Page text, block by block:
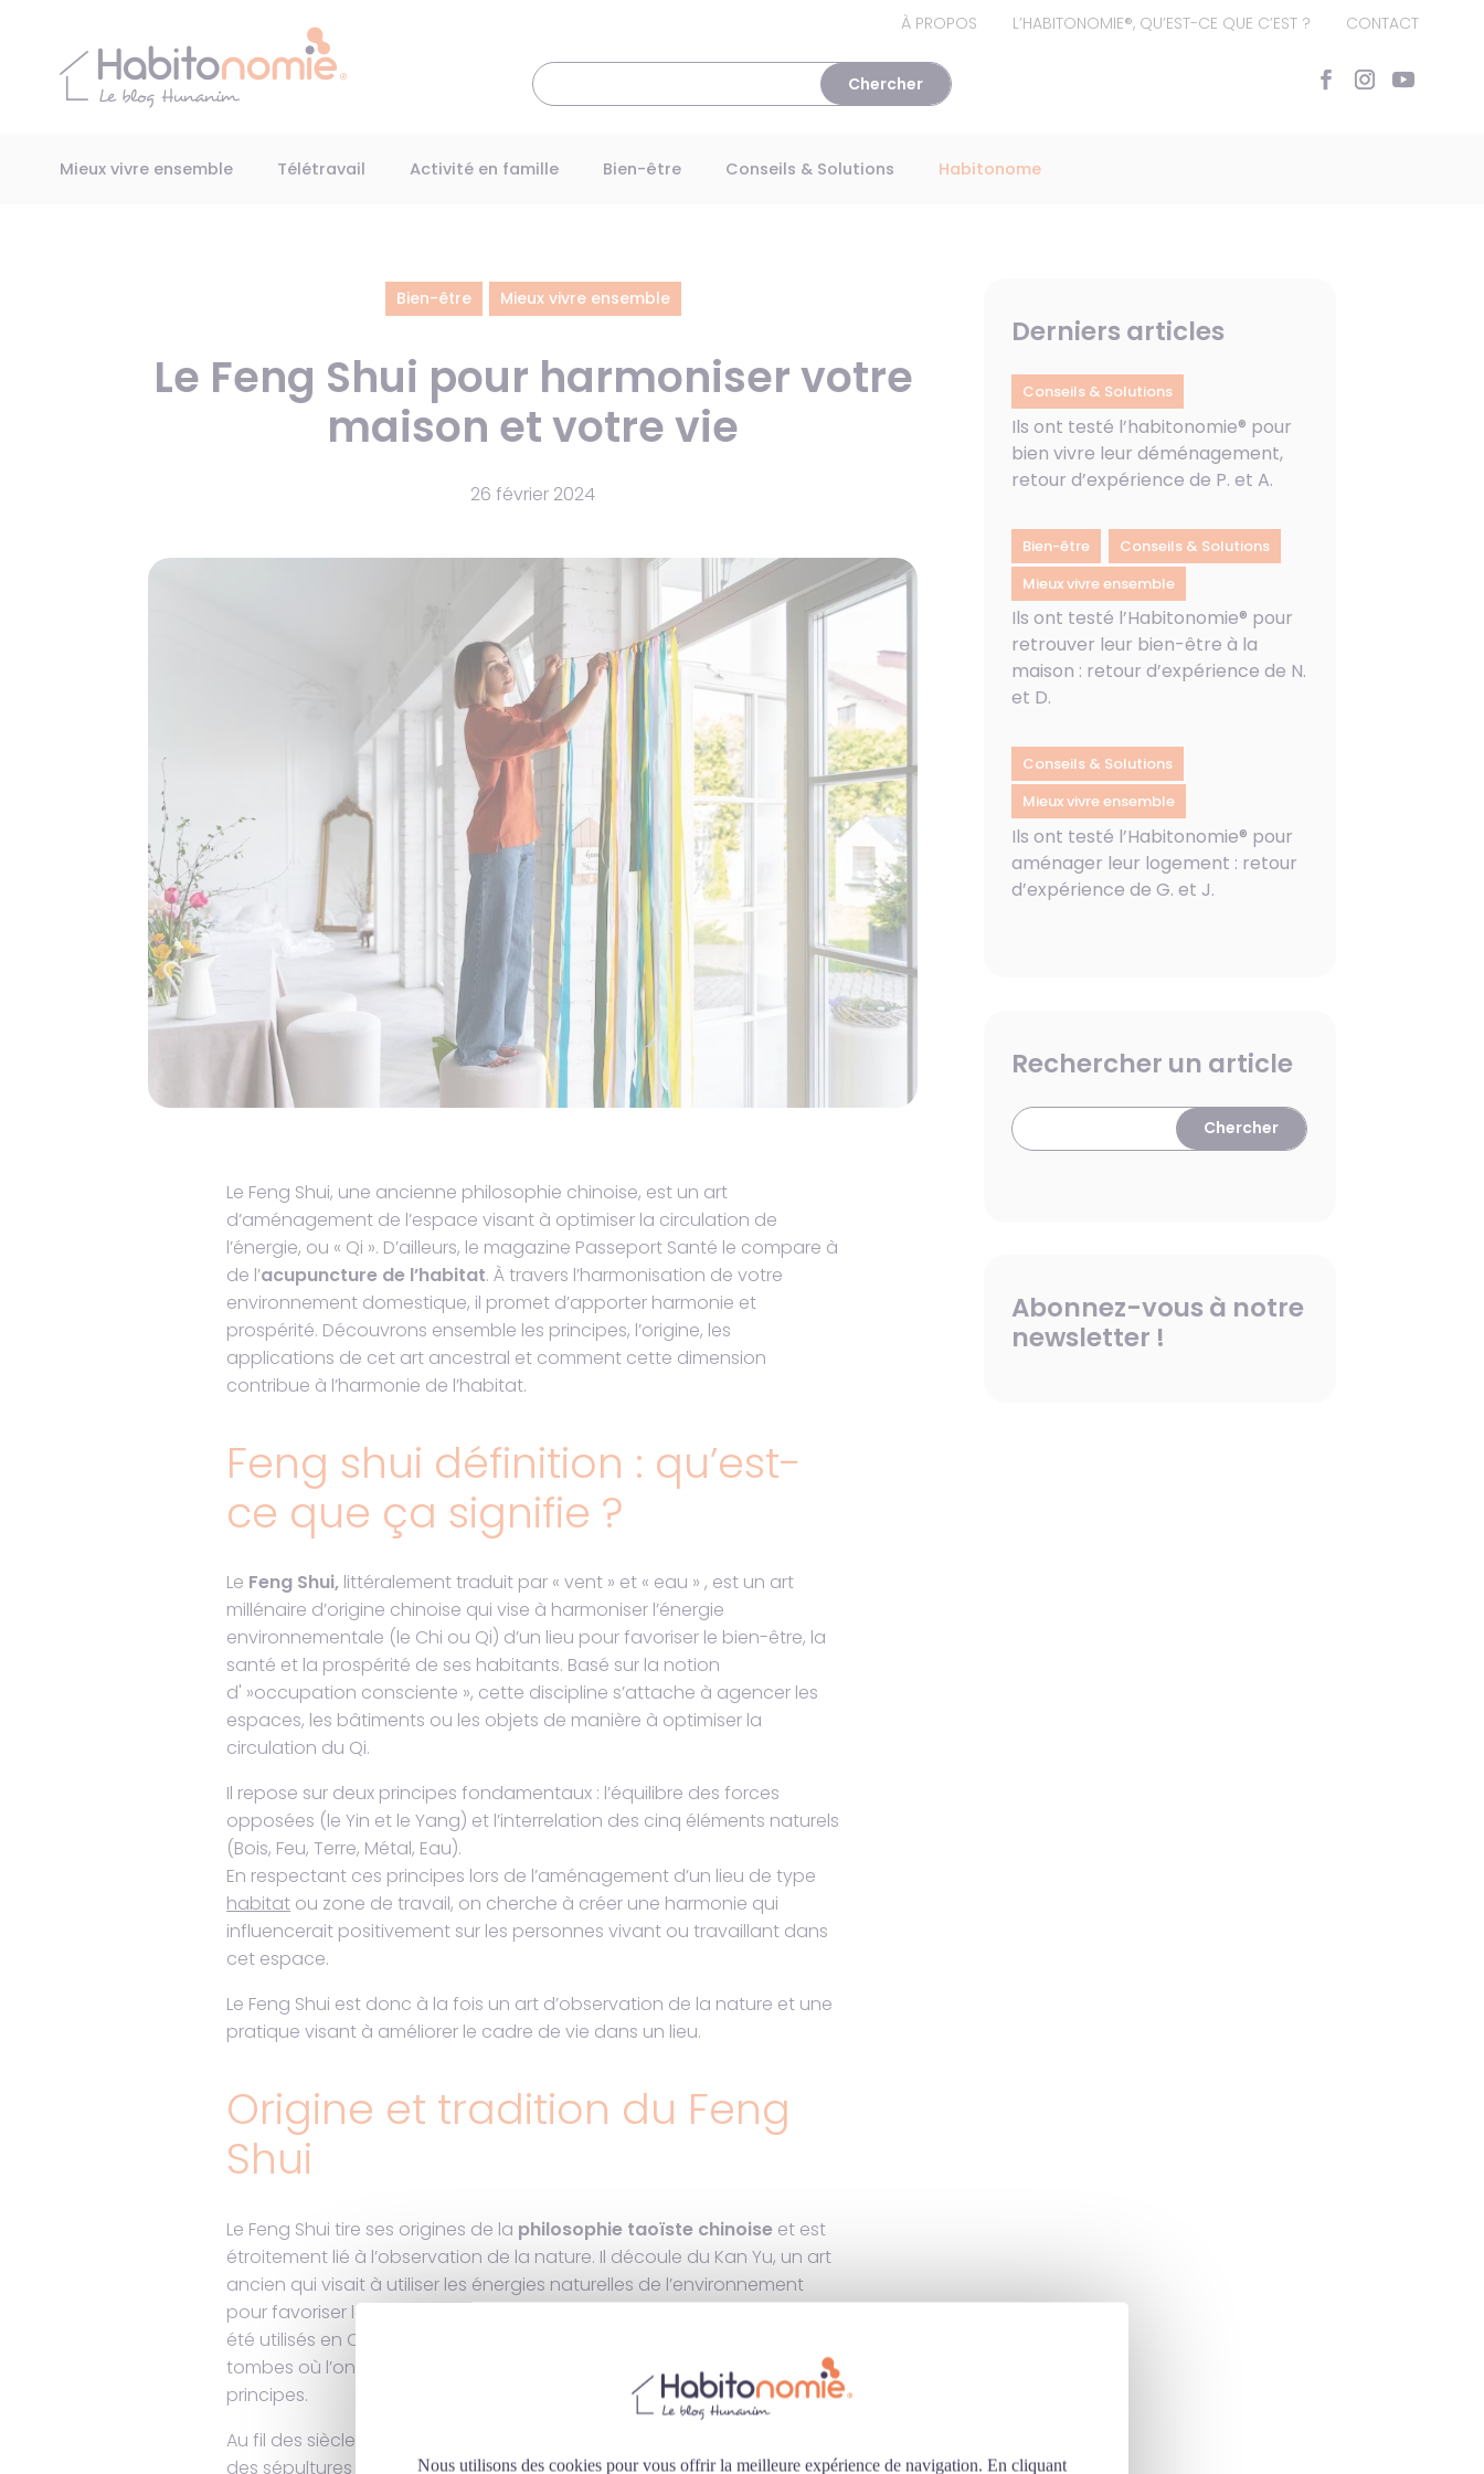
À PROPOS L’HABITONOMIE®, QU’EST-CE QUE C’EST ? CONTACT
Mieux vivre ensemble Télétravail Activité en famille Bien-être Conseils & Solutions Habitonome
Bien-être Mieux vivre ensemble
Le Feng Shui pour harmoniser votre
maison et votre vie
26 février 2024
Le Feng Shui, une ancienne philosophie chinoise, est un art
d’aménagement de l’espace visant à optimiser la circulation de
l’énergie, ou « Qi ». D’ailleurs, le magazine Passeport Santé le compare à
de l’acupuncture de l’habitat. À travers l’harmonisation de votre
environnement domestique, il promet d’apporter harmonie et
prospérité. Découvrons ensemble les principes, l’origine, les
applications de cet art ancestral et comment cette dimension
contribue à l’harmonie de l’habitat.
Feng shui définition : qu’est-
ce que ça signifie ?
Le Feng Shui, littéralement traduit par « vent » et « eau » , est un art
millénaire d’origine chinoise qui vise à harmoniser l’énergie
environnementale (le Chi ou Qi) d’un lieu pour favoriser le bien-être, la
santé et la prospérité de ses habitants. Basé sur la notion
d' »occupation consciente », cette discipline s’attache à agencer les
espaces, les bâtiments ou les objets de manière à optimiser la
circulation du Qi.
Il repose sur deux principes fondamentaux : l’équilibre des forces
opposées (le Yin et le Yang) et l’interrelation des cinq éléments naturels
(Bois, Feu, Terre, Métal, Eau).
En respectant ces principes lors de l’aménagement d’un lieu de type
habitat ou zone de travail, on cherche à créer une harmonie qui
influencerait positivement sur les personnes vivant ou travaillant dans
cet espace.
Le Feng Shui est donc à la fois un art d’observation de la nature et une
pratique visant à améliorer le cadre de vie dans un lieu.
Origine et tradition du Feng
Shui
Le Feng Shui tire ses origines de la philosophie taoïste chinoise et est
étroitement lié à l’observation de la nature. Il découle du Kan Yu, un art
ancien qui visait à utiliser les énergies naturelles de l’environnement
pour favoriser la guérison et la longévité. Les principes du Feng Shui ont
été utilisés en Chine dès 4000 ans avant JC, comme en témoignent les
tombes où l’on a découvert un système de placement respectant ces
principes.
Au fil des siècles, le Feng Shui s’est progressivement étendu au-delà
des sépultures pour englober une gamme beaucoup plus large de
Derniers articles
Ils ont testé l’habitonomie® pour
bien vivre leur déménagement,
retour d’expérience de P. et A.
Conseils & Solutions
Ils ont testé l’Habitonomie® pour
retrouver leur bien-être à la
maison : retour d’expérience de N.
et D.
Bien-être Conseils & Solutions
Mieux vivre ensemble
Ils ont testé l’Habitonomie® pour
aménager leur logement : retour
d’expérience de G. et J.
Conseils & Solutions
Mieux vivre ensemble
Rechercher un article
Abonnez-vous à notre
newsletter !
Nous utilisons des cookies pour vous offrir la meilleure expérience de navigation. En cliquant